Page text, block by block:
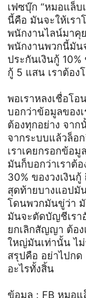
เฟซบุ๊ก “หมอแล็บ
นี้คือ มันจะให้เรา
พนักงานไลน์มาคุ
พนักงานพวกนี้มัน
ประกันเงินกู้ 10%
กู้ 5 แสน เราต้อง
พอเราหลงเชื่อโอ
บอกว่าข้อมูลของ
ต้องทุกอย่าง จาก
จากระบบแล้วล็อ
เราเคยกรอกข้อ
มันก็บอกว่าเราต้
30% ของวงเงิน
สุดท้ายบางแอปมั
โดนพวกมันขู่ว่า มั
มันจะตัดบัญชีเรา
ยกเลิกสัญญา ต้อ
ใหญ่มันเท่านั้น ไม่
สรุปคือ อย่าไปก
อะไรทั้งสิ้น
ข้อมูล : FB หมอ